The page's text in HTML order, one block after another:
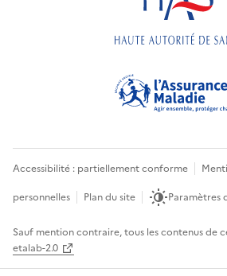
Accessibilité : partiellement conforme
personnelles
Plan du site Paramètres
Sauf mention contraire, tous les contenus de
etalab-2.0